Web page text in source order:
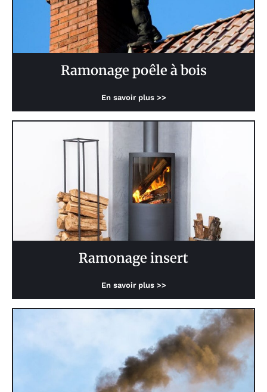
Ramonage poêle à bois
En savoir plus >>
Ramonage insert
En savoir plus >>